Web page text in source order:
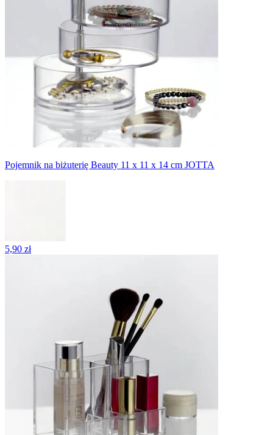
Pojemnik na biżuterię Beauty 11 x 11 x 14 cm JOTTA
5,90 zł